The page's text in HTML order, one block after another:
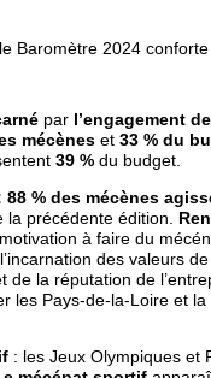
Baromètre 2024
par l’engagement
mécènes et 33 % du
39 % du budget.
88 % des mécènes
la précédente édition.
à faire du
des valeurs
de la réputation de
les Pays-de-la-Loire et
: les Jeux Olympiques et